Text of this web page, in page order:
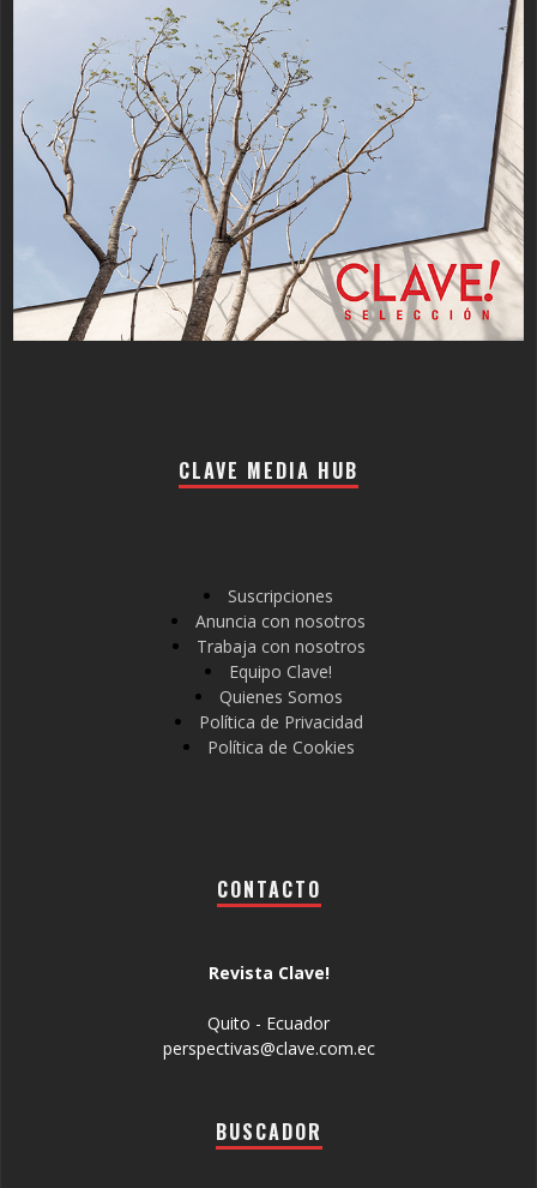
CLAVE MEDIA HUB
Suscripciones
Anuncia con nosotros
Trabaja con nosotros
Equipo Clave!
Quienes Somos
Política de Privacidad
Política de Cookies
CONTACTO
Revista Clave!
Quito - Ecuador
perspectivas@clave.com.ec
BUSCADOR